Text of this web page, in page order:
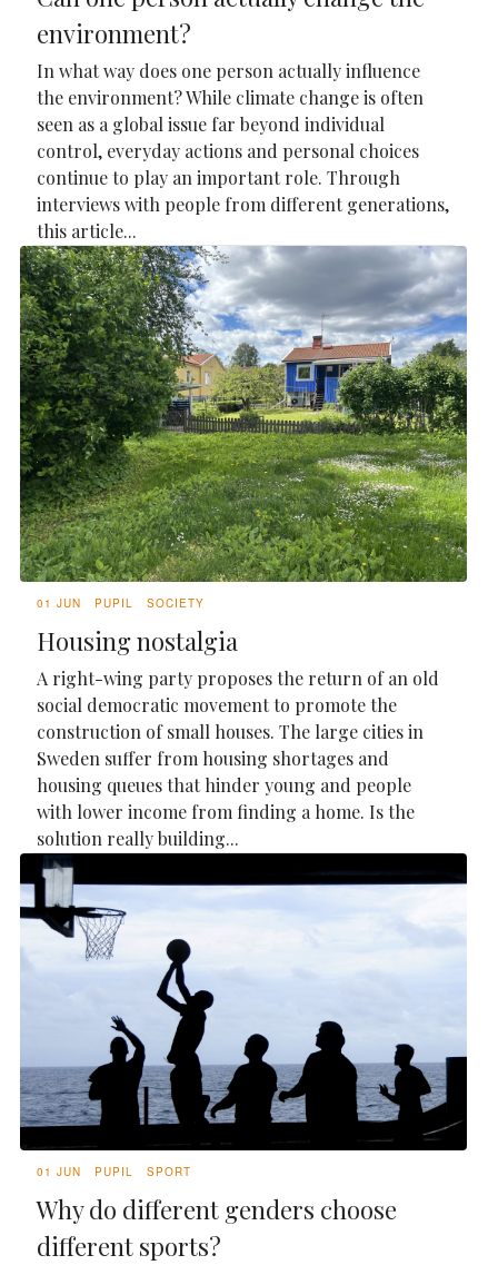
environment?
In what way does one person actually influence
the environment? While climate change is often
seen as a global issue far beyond individual
control, everyday actions and personal choices
continue to play an important role. Through
interviews with people from different generations,
this article...
01 JUN PUPIL SOCIETY
Housing nostalgia
A right-wing party proposes the return of an old
social democratic movement to promote the
construction of small houses. The large cities in
Sweden suffer from housing shortages and
housing queues that hinder young and people
with lower income from finding a home. Is the
solution really building...
01 JUN PUPIL SPORT
Why do different genders choose
different sports?